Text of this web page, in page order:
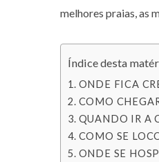
melhores praias, as
Índice desta
ONDE FICA
COMO
QUANDO IR A
COMO SE
ONDE SE